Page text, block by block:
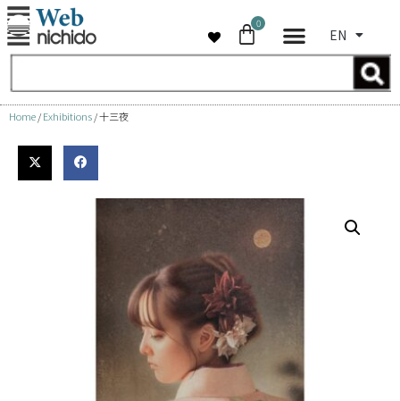
Skip
content
0
EN
Home/Exhibitions/ 十三夜